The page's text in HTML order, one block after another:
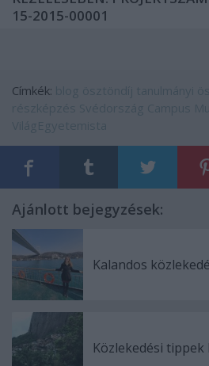
15-2015-00001
Címkék:
Ajánlott bejegyzések:
Kalandos
Közlekedési tippek